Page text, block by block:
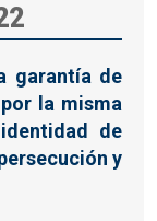
garantía de
la misma
de
y